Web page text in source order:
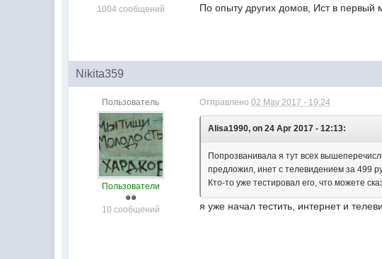
1004 сообщений По опыту других домов, Ист в первый
Nikita359
Пользователь
Пользователи
10 сообщений
Отправлено02 May 2017 - 19:24
Alisa1990, on 24 Apr 2017 - 12:13:
Попрозванивала я тут всех
предложил, инет с телевидением за 499
Кто-то уже тестировал его, что можете
я уже начал тестить, интернет и